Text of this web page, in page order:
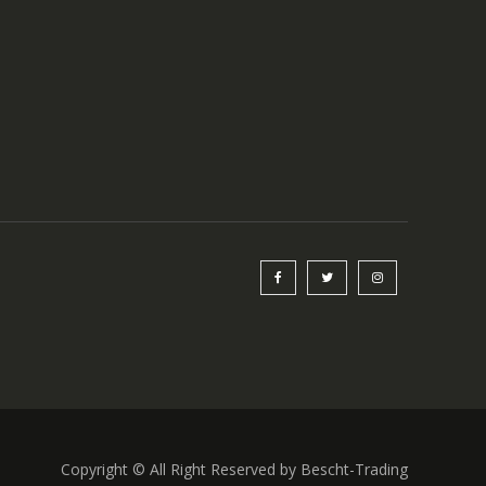
Copyright © All Right Reserved by Bescht-Trading